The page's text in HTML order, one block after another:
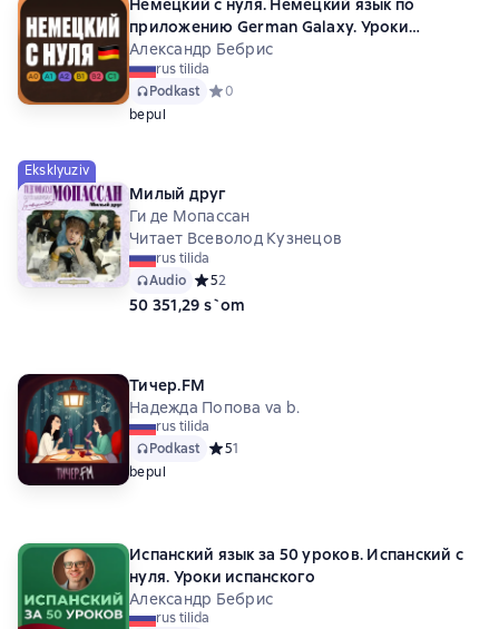
Немецкий с нуля. Немецкий язык по
приложению German Galaxy. Уроки
немецкого языка с нуля для начинающих
Александр Бебрис
rus tilida
Podkast Средний рейтинг 0 на основе 0 оценок
0
bepul
Eksklyuziv
Милый друг
Ги де Мопассан
Читает Всеволод Кузнецов
rus tilida
Audio Средний рейтинг 5 на основе 2 оценок
52
50 351,29 s`om
Тичер.FM
Надежда Попова va b.
rus tilida
Podkast Средний рейтинг 5 на основе 1 оценок
51
bepul
Испанский язык за 50 уроков. Испанский с
нуля. Уроки испанского
Александр Бебрис
rus tilida